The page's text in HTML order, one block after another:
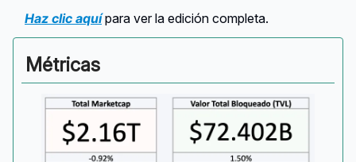
Haz clic aquípara ver la edición completa.
Métricas